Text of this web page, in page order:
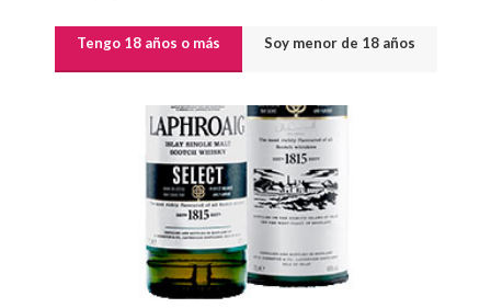
Tengo 18 años o más Soy menor de 18 años